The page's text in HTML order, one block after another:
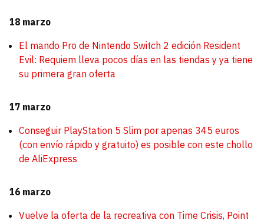
18 marzo
El mando Pro de Nintendo Switch 2 edición Resident
Evil: Requiem lleva pocos días en las tiendas y ya tiene
su primera gran oferta
17 marzo
Conseguir PlayStation 5 Slim por apenas 345 euros
(con envío rápido y gratuito) es posible con este chollo
de AliExpress
16 marzo
Vuelve la oferta de la recreativa con Time Crisis, Point